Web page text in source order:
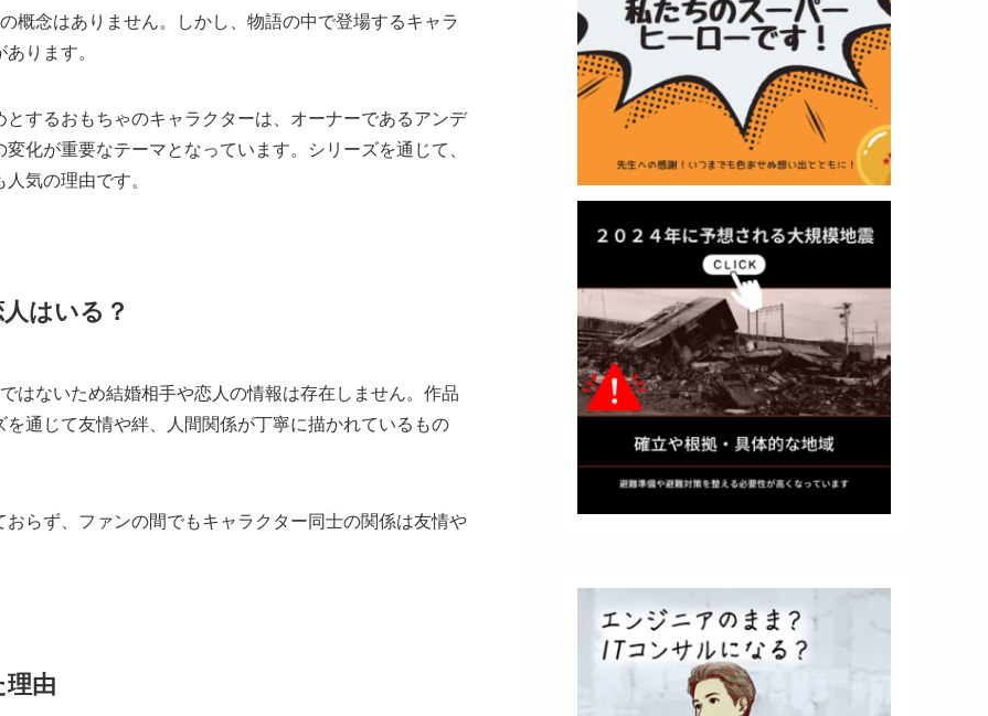
概念はありません。しかし、物語の中で登場するキャラ
ります。
するおもちゃのキャラクターは、オーナーであるアンデ
化が重要なテーマとなっています。シリーズを通じて、
気の理由です。
はいる？
はないため結婚相手や恋人の情報は存在しません。作品
通じて友情や絆、人間関係が丁寧に描かれているもの
らず、ファンの間でもキャラクター同士の関係は友情や
由